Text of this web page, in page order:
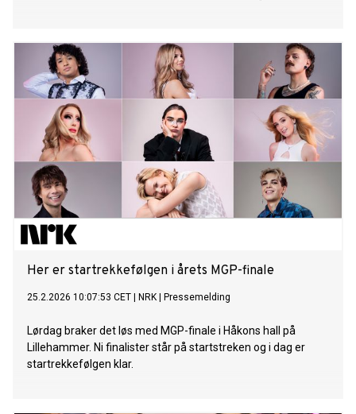
Her er startrekkefølgen i årets MGP-finale
25.2.2026 10:07:53 CET NRK Pressemelding
Lørdag braker det løs med MGP-finale i Håkons hall på
Lillehammer. Ni finalister står på startstreken og i dag er
startrekkefølgen klar.